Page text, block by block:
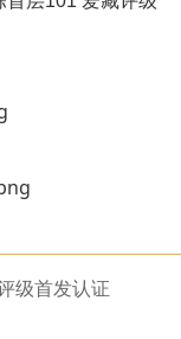
级首发认证